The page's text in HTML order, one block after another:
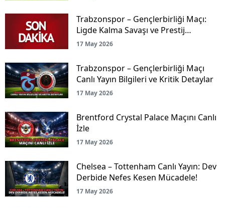
Trabzonspor – Gençlerbirliği Maçı:
Ligde Kalma Savaşı ve Prestij
Mücadelesi Canlı Yayınla Ekranlarda!
17 May 2026
Trabzonspor – Gençlerbirliği Maçı
Canlı Yayın Bilgileri ve Kritik Detaylar
17 May 2026
Brentford Crystal Palace Maçını Canlı
İzle
17 May 2026
Chelsea – Tottenham Canlı Yayın: Dev
Derbide Nefes Kesen Mücadele!
17 May 2026